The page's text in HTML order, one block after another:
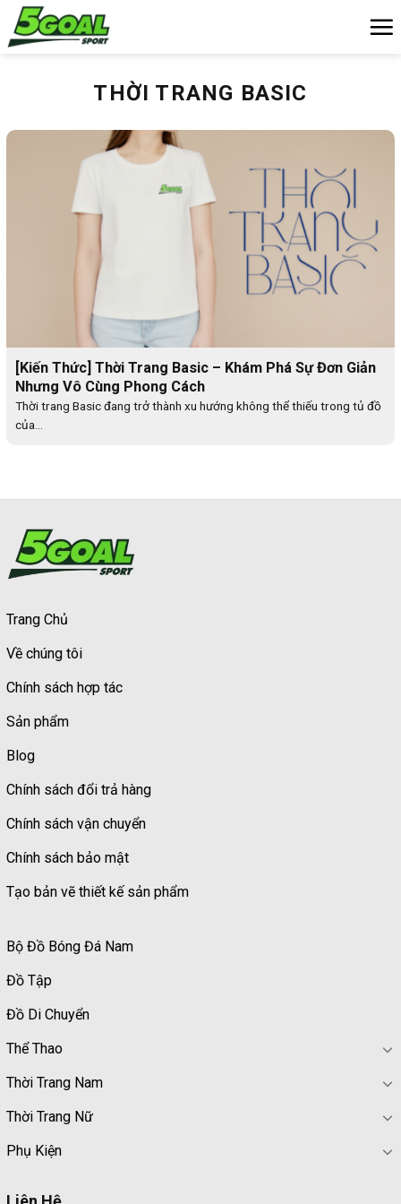
Chuyển
đến
THỜI TRANG BASIC
[Kiến Thức] Thời Trang Basic – Khám Phá Sự Đơn Giản
Nhưng Vô Cùng Phong Cách
Thời trang Basic đang trở thành xu hướng không thể thiếu trong tủ đồ
của...
Trang Chủ
Về chúng tôi
Chính sách hợp tác
Sản phẩm
Blog
Chính sách đổi trả hàng
Chính sách vận chuyển
Chính sách bảo mật
Tạo bản vẽ thiết kế sản phẩm
Bộ Đồ Bóng Đá Nam
Đồ Tập
Đồ Di Chuyển
Thể Thao
Thời Trang Nam
Thời Trang Nữ
Phụ Kiện